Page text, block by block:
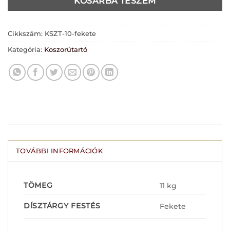
Cikkszám: KSZT-10-fekete
Kategória: Koszorútartó
TOVÁBBI INFORMÁCIÓK
TÖMEG 11 kg
DÍSZTÁRGY FESTÉS Fekete